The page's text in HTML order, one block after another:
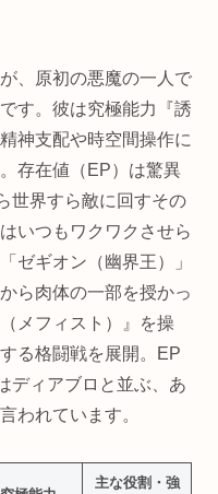
、原初の悪魔の一人で
す。彼は究極能力『誘
神支配や時空間操作に
存在値（EP）は驚異
世界すら敵に回すその
いつもワクワクさせら
ゼギオン（幽界王）」
ら肉体の一部を授かっ
メフィスト）』を操
る格闘戦を展開。EP
ディアブロと並ぶ、あ
われています。
主な役割・強